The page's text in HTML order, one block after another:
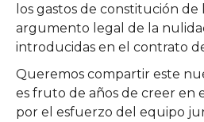
los gastos de constitución de
argumento legal de la
introducidas en el contrato
Queremos compartir este
es fruto de años de creer en
por el esfuerzo del equipo